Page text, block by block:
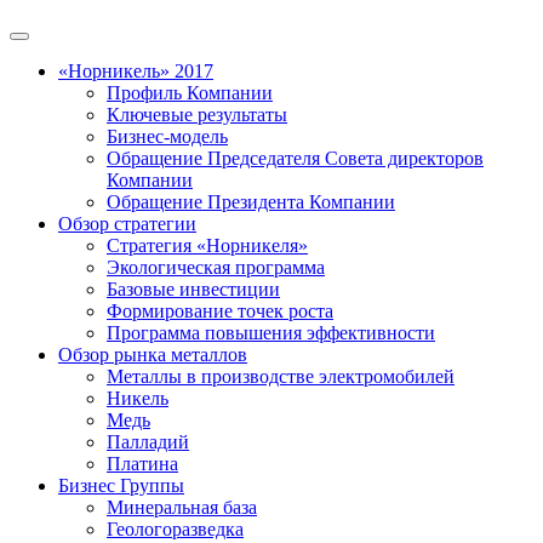
«Норникель» 2017
Профиль Компании
Ключевые результаты
Бизнес-модель
Обращение Председателя Совета директоров
Компании
Обращение Президента Компании
Обзор стратегии
Стратегия «Норникеля»
Экологическая программа
Базовые инвестиции
Формирование точек роста
Программа повышения эффективности
Обзор рынка металлов
Металлы в производстве электромобилей
Никель
Медь
Палладий
Платина
Бизнес Группы
Минеральная база
Геологоразведка